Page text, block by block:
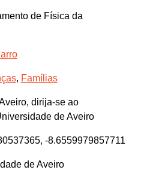
de Física da
, Famílias
dirija-se ao
de Aveiro
-8.6559979857711
de Aveiro